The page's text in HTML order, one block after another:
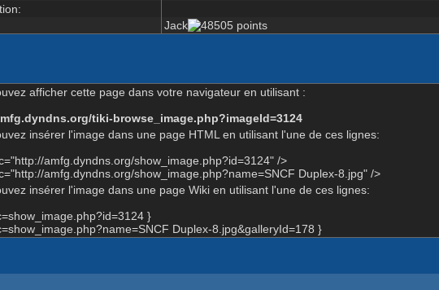
Jack
afficher cette page dans votre navigateur en utilisant :
tiki-browse_image.php?imageId=3124
insérer l'image dans une page HTML en utilisant l'une de ces lignes:
amfg.dyndns.org/show_image.php?id=3124" />
amfg.dyndns.org/show_image.php?name=SNCF Duplex-8.jpg" />
insérer l'image dans une page Wiki en utilisant l'une de ces lignes:
}
Duplex-8.jpg&galleryId=178 }